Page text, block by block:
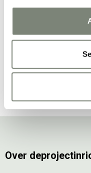
T-Wood zit sta
Bekijk
Over